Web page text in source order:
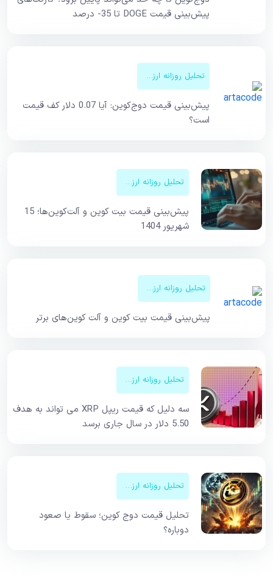
پیش‌بینی قیمت DOGE تا 35- درصد
تحلیل روزانه ارزهای دیجیتال
پیش‌بینی قیمت دوج‌کوین: آیا 0.07 دلار کف قیمت
است؟
تحلیل روزانه ارزهای دیجیتال
پیش‌بینی قیمت بیت کوین و آلت‌کوین‌ها؛ 15
شهریور 1404
تحلیل روزانه ارزهای دیجیتال
پیش‌بینی قیمت‌ بیت کوین و آلت کوین‌های برتر
تحلیل روزانه ارزهای دیجیتال
سه دلیل که قیمت ریپل XRP می تواند به هدف
5.50 دلار در سال جاری برسد
تحلیل روزانه ارزهای دیجیتال
تحلیل قیمت دوج کوین؛ سقوط یا صعود
دوباره؟